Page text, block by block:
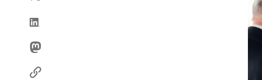
Internet